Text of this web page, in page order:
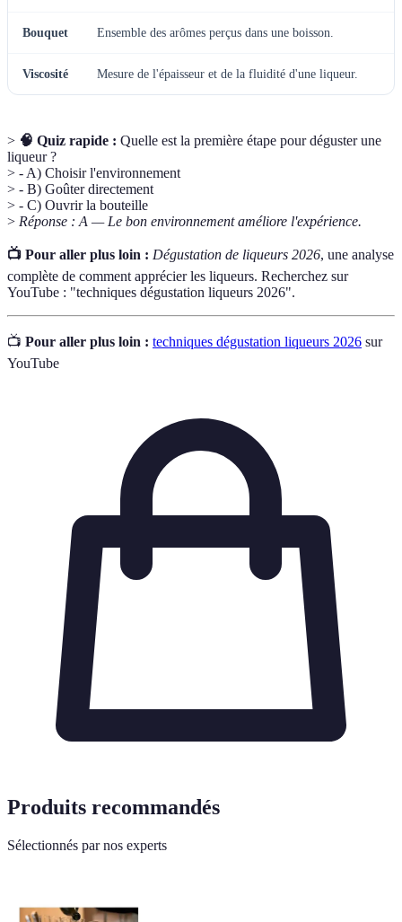
Bouquet Ensemble des arômes perçus dans une boisson.
Viscosité Mesure de l'épaisseur et de la fluidité d'une liqueur.
> 🧠 Quiz rapide : Quelle est la première étape pour déguster une
liqueur ?
> - A) Choisir l'environnement
> - B) Goûter directement
> - C) Ouvrir la bouteille
> Réponse : A — Le bon environnement améliore l'expérience.
📺 Pour aller plus loin : Dégustation de liqueurs 2026, une analyse
complète de comment apprécier les liqueurs. Recherchez sur
YouTube : "techniques dégustation liqueurs 2026".
📺 Pour aller plus loin : techniques dégustation liqueurs 2026 sur
YouTube
Produits recommandés
Sélectionnés par nos experts